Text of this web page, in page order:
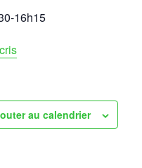
16h15
au calendrier